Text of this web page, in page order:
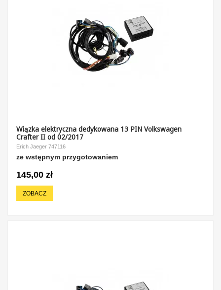
Wiązka elektryczna dedykowana 13 PIN Volkswagen
Crafter II od 02/2017
Erich Jaeger 747116
ze wstępnym przygotowaniem
145,00 zł
ZOBACZ